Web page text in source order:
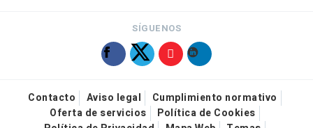
SÍGUENOS
Contacto Aviso legal
Cumplimiento normativo
Oferta de servicios
Política de Cookies